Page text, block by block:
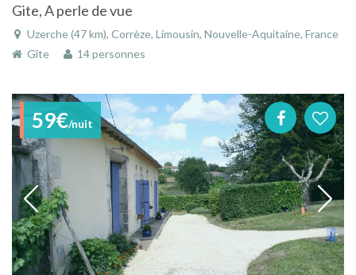
Gite, A perle de vue
Uzerche (47 km), Corrèze, Limousin, Nouvelle-Aquitaine, France
Gîte
14 personnes
59€/nuit